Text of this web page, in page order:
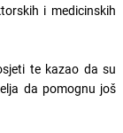
i medicinskih
te kazao da su
da pomognu još